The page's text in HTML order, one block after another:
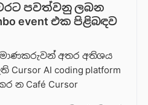
වරට පවත්වනු ලබන
event එක පිළිබඳව
අතර අතිශය
AI coding platform
න Café Cursor